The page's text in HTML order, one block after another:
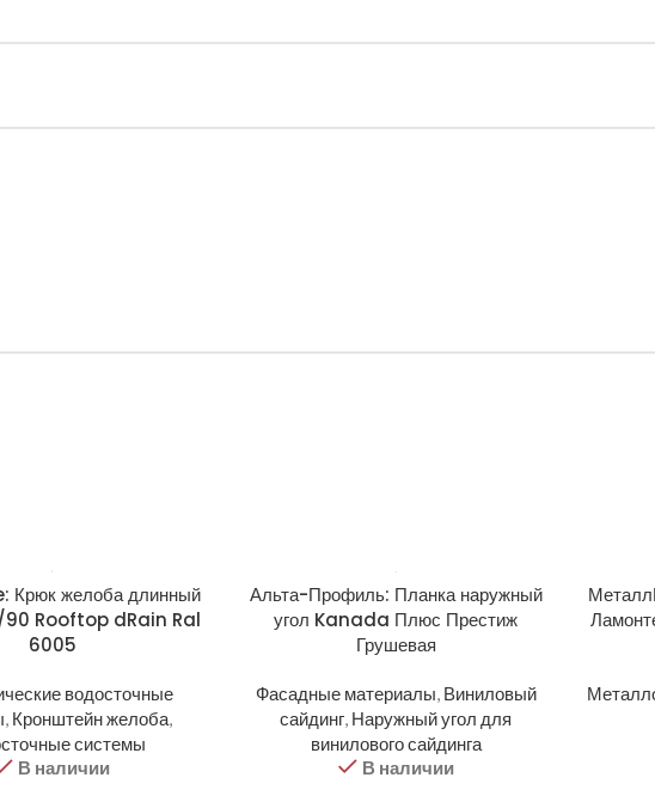
Крюк желоба длинный
90 Rooftop dRain Ral
6005
водосточные
, Кронштейн желоба,
системы
В наличии
Альта-Профиль: Планка наружный
угол Kanada Плюс Престиж
Грушевая
Фасадные материалы, Виниловый
сайдинг, Наружный угол для
винилового сайдинга
В наличии